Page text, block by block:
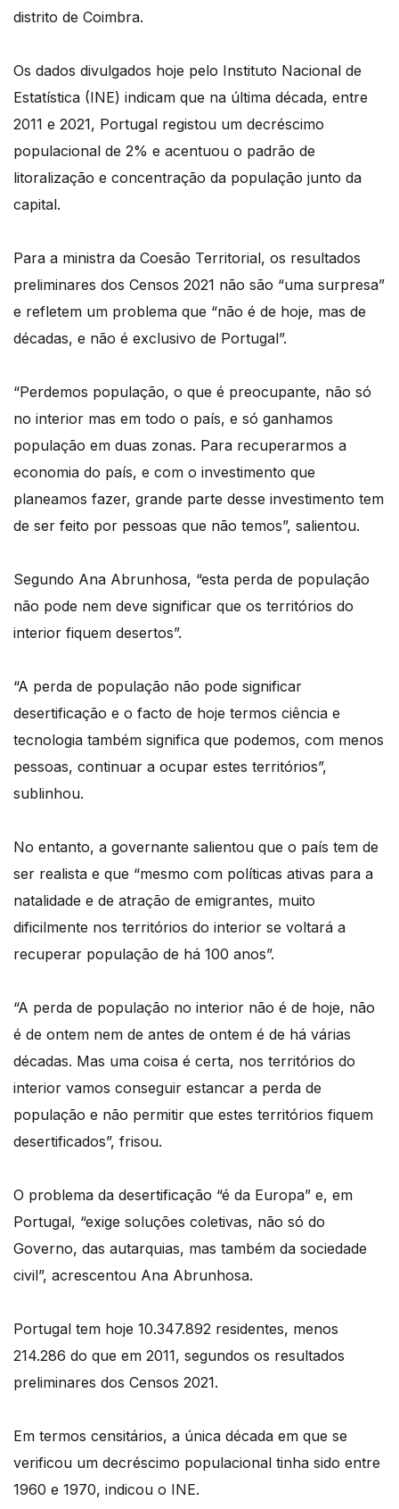
distrito de Coimbra.
Os dados divulgados hoje pelo Instituto Nacional de
Estatística (INE) indicam que na última década, entre
2011 e 2021, Portugal registou um decréscimo
populacional de 2% e acentuou o padrão de
litoralização e concentração da população junto da
capital.
Para a ministra da Coesão Territorial, os resultados
preliminares dos Censos 2021 não são “uma surpresa”
e refletem um problema que “não é de hoje, mas de
décadas, e não é exclusivo de Portugal”.
“Perdemos população, o que é preocupante, não só
no interior mas em todo o país, e só ganhamos
população em duas zonas. Para recuperarmos a
economia do país, e com o investimento que
planeamos fazer, grande parte desse investimento tem
de ser feito por pessoas que não temos”, salientou.
Segundo Ana Abrunhosa, “esta perda de população
não pode nem deve significar que os territórios do
interior fiquem desertos”.
“A perda de população não pode significar
desertificação e o facto de hoje termos ciência e
tecnologia também significa que podemos, com menos
pessoas, continuar a ocupar estes territórios”,
sublinhou.
No entanto, a governante salientou que o país tem de
ser realista e que “mesmo com políticas ativas para a
natalidade e de atração de emigrantes, muito
dificilmente nos territórios do interior se voltará a
recuperar população de há 100 anos”.
“A perda de população no interior não é de hoje, não
é de ontem nem de antes de ontem é de há várias
décadas. Mas uma coisa é certa, nos territórios do
interior vamos conseguir estancar a perda de
população e não permitir que estes territórios fiquem
desertificados”, frisou.
O problema da desertificação “é da Europa” e, em
Portugal, “exige soluções coletivas, não só do
Governo, das autarquias, mas também da sociedade
civil”, acrescentou Ana Abrunhosa.
Portugal tem hoje 10.347.892 residentes, menos
214.286 do que em 2011, segundos os resultados
preliminares dos Censos 2021.
Em termos censitários, a única década em que se
verificou um decréscimo populacional tinha sido entre
1960 e 1970, indicou o INE.